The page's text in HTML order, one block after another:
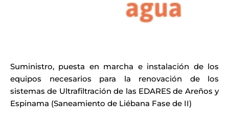
Suministro, puesta en marcha e instalación de los
equipos necesarios para la renovación de los
sistemas de Ultrafiltración de las EDARES de Areños y
Espinama (Saneamiento de Liébana Fase de II)